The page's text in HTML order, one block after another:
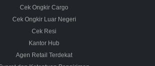
Cek Ongkir Cargo
Cek Ongkir Luar Negeri
Cek Resi
Kantor Hub
Agen Retail Terdekat